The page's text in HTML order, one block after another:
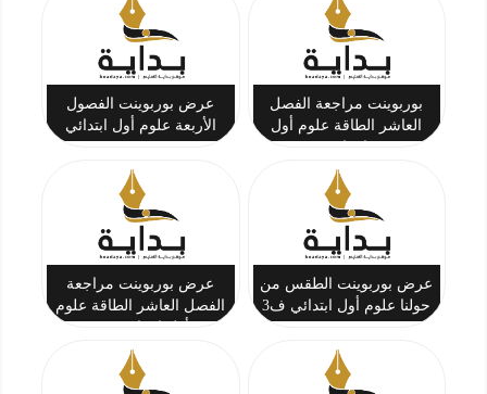
بوربوينت مراجعة الفصل
العاشر الطاقة علوم أول
عرض بوربوينت الفصول
الأربعة علوم أول ابتدائي
عرض بوربوينت الطقس من
حولنا علوم أول ابتدائي ف3
عرض بوربوينت مراجعة
الفصل العاشر الطاقة علوم